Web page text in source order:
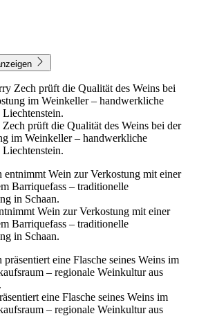
prüft die Qualität des Weins bei der
im Weinkeller – handwerkliche
Wein zur Verkostung mit einer
Barriquefass – traditionelle
in Schaan.
eine Flasche seines Weins im
– regionale Weinkultur aus